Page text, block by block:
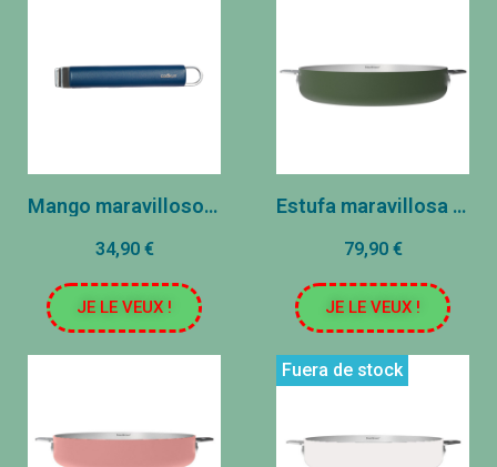
Mango maravilloso - Acero inoxidable - Arándano
34,90 €
JE LE VEUX !
Estufa maravillosa - acero inoxidable - helecho (24 cm)
79,90 €
JE LE VEUX !
Fuera de stock